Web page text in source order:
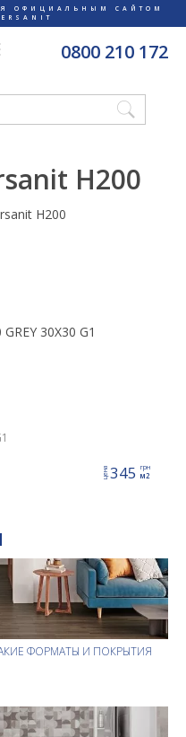
ОФИЦИАЛЬНЫМ САЙТОМ
0800 210 172
H200
H200
цена345 грн
м2
ФОРМАТЫ И ПОКРЫТИЯ